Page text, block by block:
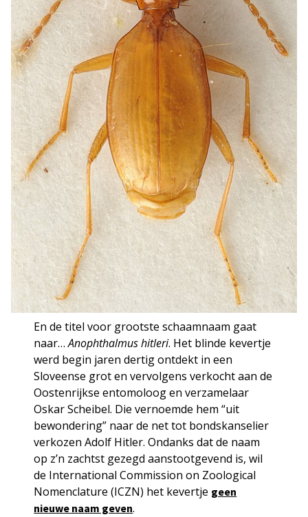
En de titel voor grootste schaamnaam gaat
naar…Anophthalmus hitleri. Het blinde kevertje
werd begin jaren dertig ontdekt in een
Sloveense grot en vervolgens verkocht aan de
Oostenrijkse entomoloog en verzamelaar
Oskar Scheibel. Die vernoemde hem “uit
bewondering” naar de net tot bondskanselier
verkozen Adolf Hitler. Ondanks dat de naam
op z’n zachtst gezegd aanstootgevend is, wil
de International Commission on Zoological
Nomenclature (ICZN) het kevertje geen
nieuwe naam geven.